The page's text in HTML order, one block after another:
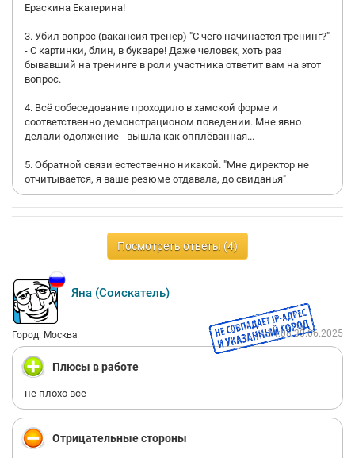
roman (скобки) kupivip.ru
Ераскина Екатерина!
3. Убил вопрос (вакансия тренер) "С чего начинается тренинг?"
- С картинки, блин, в букваре! Даже человек, хоть раз
бывавший на тренинге в роли участника ответит вам на этот
вопрос.
4. Всё собеседование проходило в хамской форме и
соответственно демонстрационом поведении. Мне явно
делали одолжение - вышла как опплёванная...
5. Обратной связи естественно никакой. "Мне директор не
отчитывается, я ваше резюме отдавала, до свиданья"
Посмотреть ответы (4)
Яна (Соискатель)
Город: Москва 14:08 30.06.2025
Плюсы в работе
не плохо все
Отрицательные стороны